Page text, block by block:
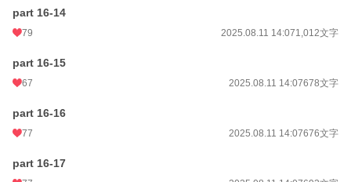
part 16-14
79 2025.08.11 14:071,012文字
part 16-15
67 2025.08.11 14:07678文字
part 16-16
77 2025.08.11 14:07676文字
part 16-17